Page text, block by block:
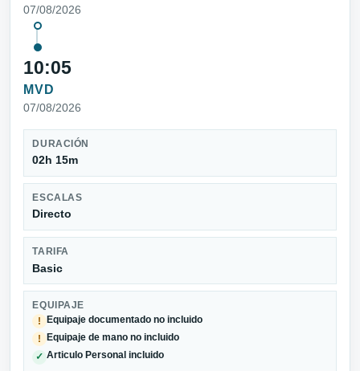
07/08/2026
10:05
MVD
07/08/2026
DURACIÓN
02h 15m
ESCALAS
Directo
TARIFA
Basic
EQUIPAJE
!
Equipaje documentado no incluido
! Equipaje de mano no incluido
✓ Articulo Personal incluido